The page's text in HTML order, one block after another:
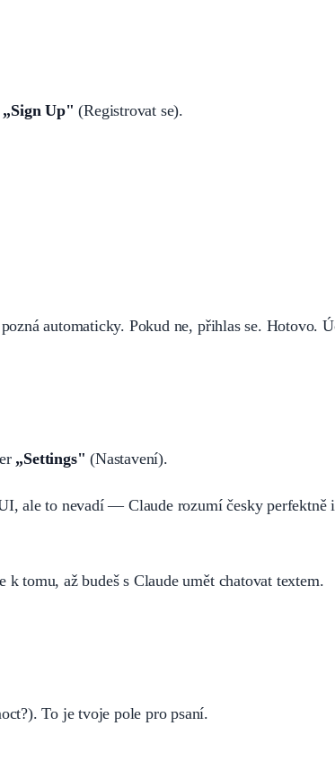
„Sign Up" (Registrovat se).
automaticky. Pokud ne, přihlas se. Hotovo.
„Settings" (Nastavení).
ale to nevadí — Claude rozumí česky perfektně
tomu, až budeš s Claude umět chatovat textem.
To je tvoje pole pro psaní.